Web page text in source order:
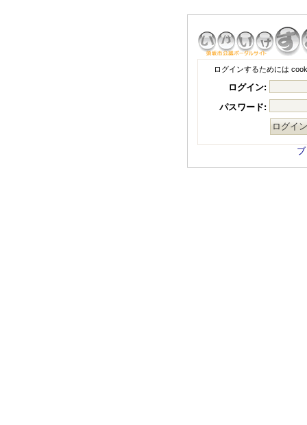
ログインするためには
ログイン:
パスワード: